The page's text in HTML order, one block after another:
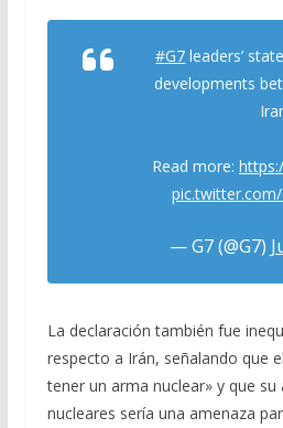
#G7 leaders’
developments
Read more:
— G7 (@G7)
La declaración también fue
respecto a Irán, señalando que
tener un arma nuclear» y que su
nucleares sería una amenaza